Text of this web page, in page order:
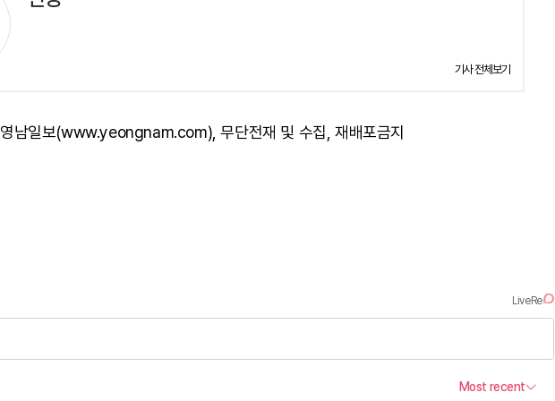
기사 전체보기
영남일보(www.yeongnam.com), 무단전재 및 수집, 재배포금지